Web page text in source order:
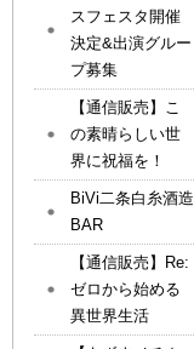
スフェスタ開催
決定&出演グルー
プ募集
【通信販売】こ
の素晴らしい世
界に祝福を！
BiVi二条白糸酒造
BAR
【通信販売】Re:
ゼロから始める
異世界生活